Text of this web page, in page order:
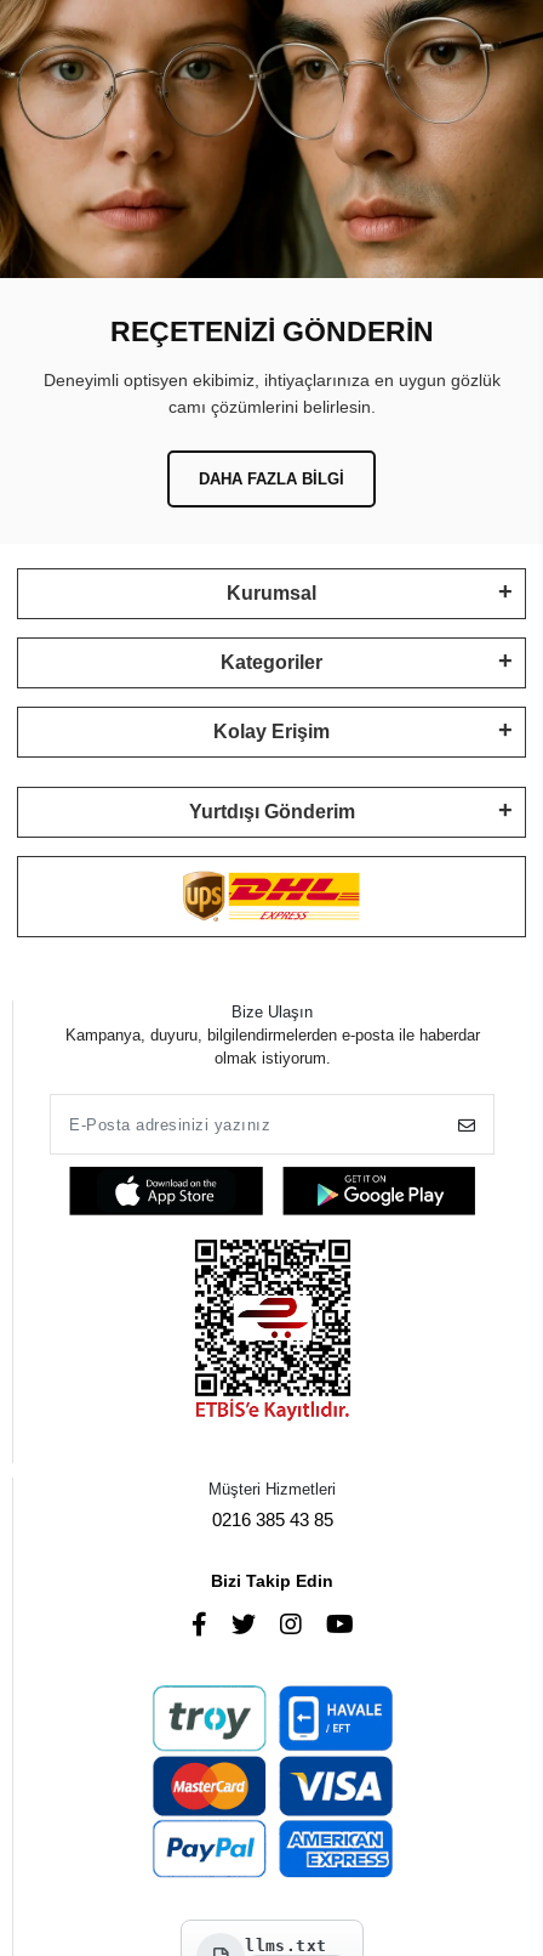
REÇETENİZİ GÖNDERİN
Deneyimli optisyen ekibimiz, ihtiyaçlarınıza en uygun gözlük
camı çözümlerini belirlesin.
DAHA FAZLA BILGI
Kurumsal
Kategoriler
Kolay Erişim
Yurtdışı Gönderim
Bize Ulaşın
Kampanya, duyuru, bilgilendirmelerden e-posta ile haberdar
olmak istiyorum.
Müşteri Hizmetleri
0216 385 43 85
Bizi Takip Edin
llms.txt